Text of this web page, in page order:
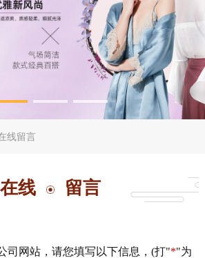
线留言
在线 留言
网站，请您填写以下信息，(打"*"为